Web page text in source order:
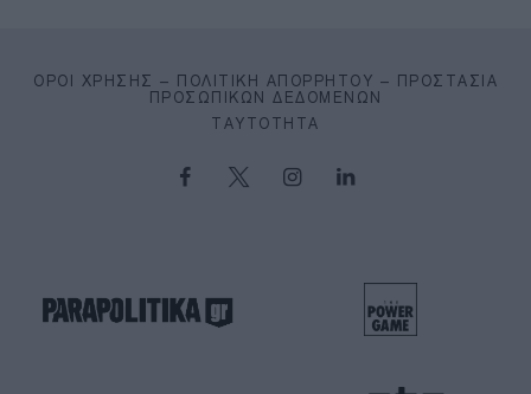
ΌΡΟΙ ΧΡΉΣΗΣ – ΠΟΛΙΤΙΚΉ ΑΠΟΡΡΉΤΟΥ – ΠΡΟΣΤΑΣΊΑ
ΠΡΟΣΩΠΙΚΏΝ ΔΕΔΟΜΈΝΩΝ
ΤΑΥΤΌΤΗΤΑ